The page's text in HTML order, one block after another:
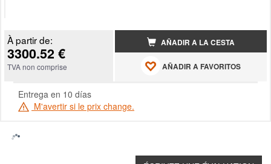
À partir de:
3300.52 €
TVA non comprise
AÑADIR A LA CESTA
AÑADIR A FAVORITOS
Entrega en 10 días
M'avertir si le prix change.